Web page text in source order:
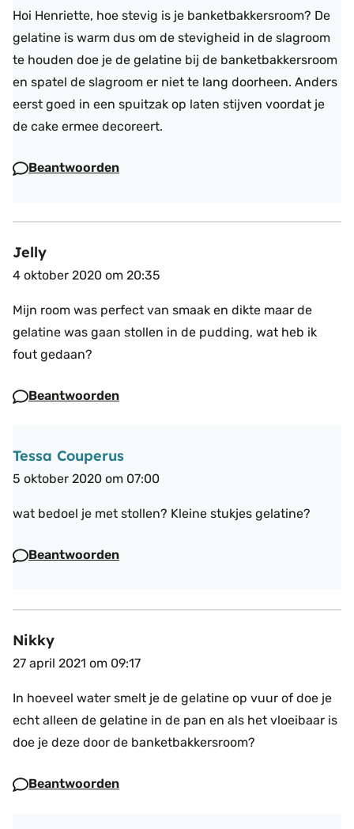
Hoi Henriette, hoe stevig is je banketbakkersroom? De
gelatine is warm dus om de stevigheid in de slagroom
te houden doe je de gelatine bij de banketbakkersroom
en spatel de slagroom er niet te lang doorheen. Anders
eerst goed in een spuitzak op laten stijven voordat je
de cake ermee decoreert.
Beantwoorden
Jelly
4 oktober 2020 om 20:35
Mijn room was perfect van smaak en dikte maar de
gelatine was gaan stollen in de pudding, wat heb ik
fout gedaan?
Beantwoorden
Tessa Couperus
5 oktober 2020 om 07:00
wat bedoel je met stollen? Kleine stukjes gelatine?
Beantwoorden
Nikky
27 april 2021 om 09:17
In hoeveel water smelt je de gelatine op vuur of doe je
echt alleen de gelatine in de pan en als het vloeibaar is
doe je deze door de banketbakkersroom?
Beantwoorden